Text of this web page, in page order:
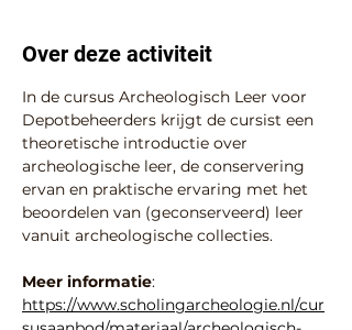
Over deze activiteit
In de cursus Archeologisch Leer voor
Depotbeheerders krijgt de cursist een
theoretische introductie over
archeologische leer, de conservering
ervan en praktische ervaring met het
beoordelen van (geconserveerd) leer
vanuit archeologische collecties.
Meer informatie:
https://www.scholingarcheologie.nl/cur